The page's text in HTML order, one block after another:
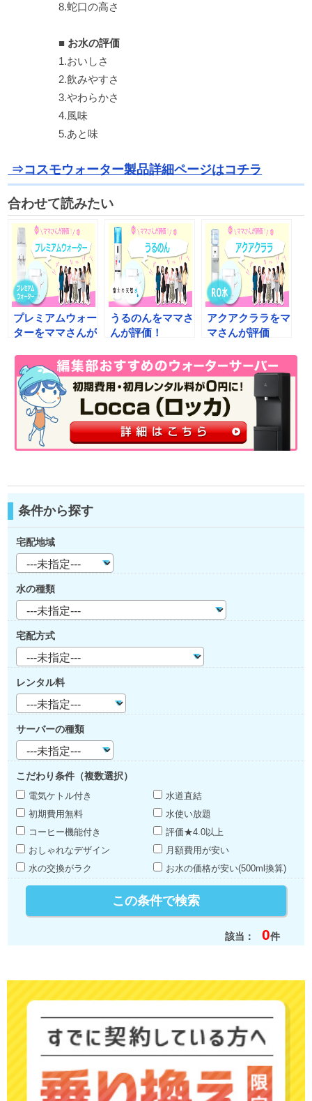
8.蛇口の高さ
■ お水の評価
1.おいしさ
2.飲みやすさ
3.やわらかさ
4.風味
5.あと味
⇒コスモウォーター製品詳細ページはコチラ
合わせて読みたい
プレミアムウォー
ターをママさんが
うるのんをママさ
んが評価！
アクアクララをマ
マさんが評価
条件から探す
宅配地域
水の種類
宅配方式
レンタル料
サーバーの種類
こだわり条件（複数選択）
電気ケトル付き
水道直結
初期費用無料
水使い放題
コーヒー機能付き
評価★4.0以上
おしゃれなデザイン
月額費用が安い
水の交換がラク
お水の価格が安い(500ml換算)
該当： 0件